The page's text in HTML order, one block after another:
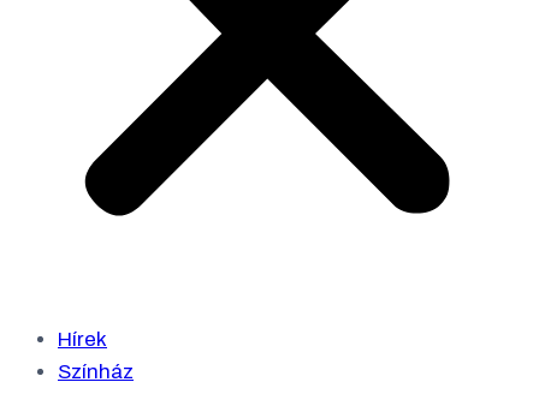
Hírek
Színház